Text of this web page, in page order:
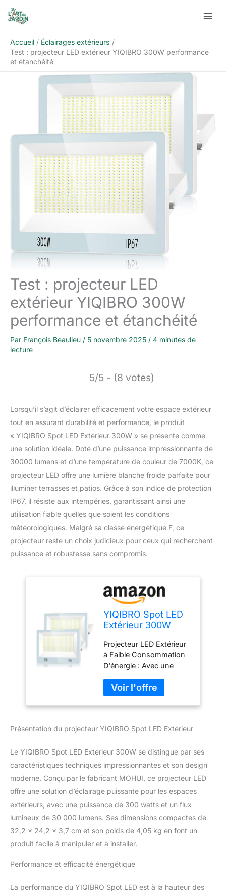
Aller
Accueil
Éclairages extérieurs
Test : projecteur LED extérieur YIQIBRO 300W performance
et étanchéité
Test : projecteur LED
extérieur YIQIBRO 300W
performance et étanchéité
Par François Beaulieu / 5 novembre 2025 / 4 minutes de
lecture
5/5 - (8 votes)
Lorsqu’il s’agit d’éclairer efficacement votre espace extérieur
tout en assurant durabilité et performance, le produit
« YIQIBRO Spot LED Extérieur 300W » se présente comme
une solution idéale. Doté d’une puissance impressionnante de
30000 lumens et d’une température de couleur de 7000K, ce
projecteur LED offre une lumière blanche froide parfaite pour
illuminer terrasses et patios. Grâce à son indice de protection
IP67, il résiste aux intempéries, garantissant ainsi une
utilisation fiable quelles que soient les conditions
météorologiques. Malgré sa classe énergétique F, ce
projecteur reste un choix judicieux pour ceux qui recherchent
puissance et robustesse sans compromis.
YIQIBRO Spot LED
Extérieur 300W
7000K Blanc Froid
Projecteur LED
Extérieur Spot
Exterieur LED IP67
Etanche Phare LED
Exterieur Projecteur
Exterieur Pour
Projecteur LED Extérieur
à Faible Consommation
D'énergie : Avec une
impressionnante de
30000 lumens et une
consommation d'énergie
vous permet de profiter
vous soucier des
factures d'électricité
élevées, le projecteur led
300w est une excellente
solution pour l'éclairage
extérieur. Spot LED
Extérieur Facile à Installer
: Ce spot exterieur led
est livré avec un câble de
90 cm et un support
facilite son installation
plafonds, les sols, etc. Il
Présentation du projecteur YIQIBRO Spot LED Extérieur
Le YIQIBRO Spot LED Extérieur 300W se distingue par ses
caractéristiques techniques impressionnantes et son design
moderne. Conçu par le fabricant MOHUI, ce projecteur LED
offre une solution d’éclairage puissante pour les espaces
extérieurs, avec une puissance de 300 watts et un flux
lumineux de 30 000 lumens. Ses dimensions compactes de
32,2 x 24,2 x 3,7 cm et son poids de 4,05 kg en font un
produit facile à manipuler et à installer.
Performance et efficacité énergétique
La performance du YIQIBRO Spot LED est à la hauteur des
Rechercher